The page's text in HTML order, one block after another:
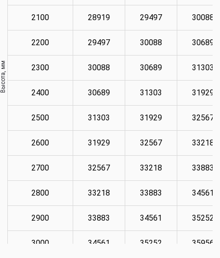
Высота, мм
2100 28919 29497 30088
2200 29497 30088 30689
2300 30088 30689 31303
2400 30689 31303 31929
2500 31303 31929 32567
2600 31929 32567 33218
2700 32567 33218 33883
2800 33218 33883 34561
2900 33883 34561 35252
3000 34561 35252 35956